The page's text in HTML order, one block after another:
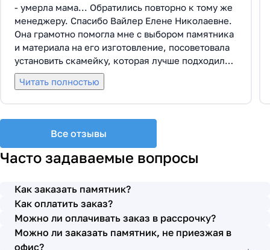
- умерла мама... Обратились повторно к тому же
менеджеру. Спасибо Вайлер Елене Николаевне.
Она грамотно помогла мне с выбором памятника
и материала на его изготовление, посоветовала
установить скамейку, которая лучше подходила
по общему дизайну. Вышли на улицу, посмотрели
представленные варианты, я определилась с
все этапы которого были выполнены вовремя и
без нареканий с нашей стороны, все наши
просьбы учтены. В первое наше обращение мы
бригада Головачёва Владимира. Поэтому и в этот
раз я поросила, если можно, то назначить эту же
бригаду. Мне пошли на встречу, спасибо. Ребята
работают спокойно, но в тоже время, соблюдая
всю технологию, работаю слаженно и
Читать полностью
Все отзывы
Часто задаваемые вопросы
Как заказать памятник?
Как оплатить заказ?
Можно ли оплачивать заказ в рассрочку?
Можно ли заказать памятник, не приезжая в
офис?